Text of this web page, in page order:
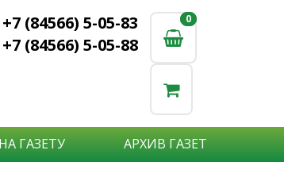
+7 (84566) 5-05-83
+7 (84566) 5-05-88
0
0
ГАЗЕТУ АРХИВ ГАЗЕТ